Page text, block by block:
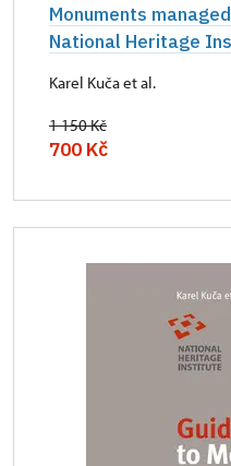
Monuments
National Heritage
Karel Kuča et al.
1 150 Kč
700 Kč